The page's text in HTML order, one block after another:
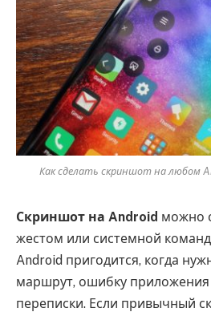
Как сделать скриншот на любом
Скриншот на Android можно
жестом или системной
Android пригодится, когда
маршрут, ошибку
переписки. Если привычный